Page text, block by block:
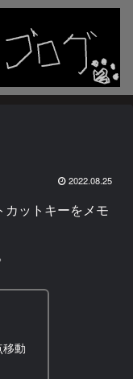
2022.08.25
ットキーをメモ
動